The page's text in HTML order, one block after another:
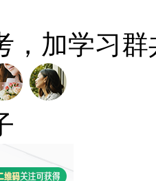
，加学习